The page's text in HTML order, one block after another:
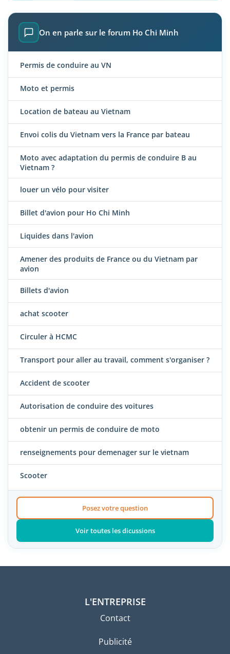
On en parle sur le forum Ho Chi Minh
Permis de conduire au VN
Moto et permis
Location de bateau au Vietnam
Envoi colis du Vietnam vers la France par bateau
Moto avec adaptation du permis de conduire B au
Vietnam ?
louer un vélo pour visiter
Billet d'avion pour Ho Chi Minh
Liquides dans l'avion
Amener des produits de France ou du Vietnam par
avion
Billets d'avion
achat scooter
Circuler à HCMC
Transport pour aller au travail, comment s'organiser ?
Accident de scooter
Autorisation de conduire des voitures
obtenir un permis de conduire de moto
renseignements pour demenager sur le vietnam
Scooter
Posez votre question
Voir toutes les dicussions
L'ENTREPRISE
Contact
Publicité